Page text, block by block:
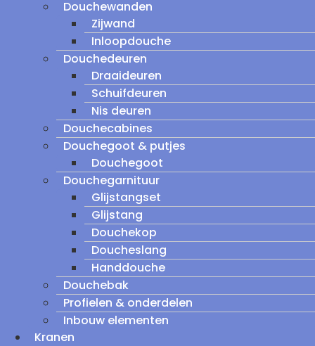
Douchewanden
Zijwand
Inloopdouche
Douchedeuren
Draaideuren
Schuifdeuren
Nis deuren
Douchecabines
Douchegoot & putjes
Douchegoot
Douchegarnituur
Glijstangset
Glijstang
Douchekop
Doucheslang
Handdouche
Douchebak
Profielen & onderdelen
Inbouw elementen
Kranen